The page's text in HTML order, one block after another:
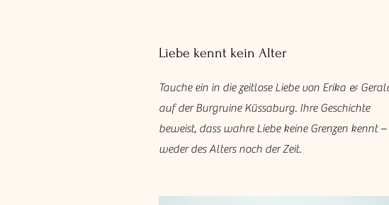
Liebe kennt kein Alter
Tauche ein in die zeitlose Liebe von Erika &
auf der Burgruine Küssaburg. Ihre Geschichte
beweist, dass wahre Liebe keine Grenzen kennt –
weder des Alters noch der Zeit.